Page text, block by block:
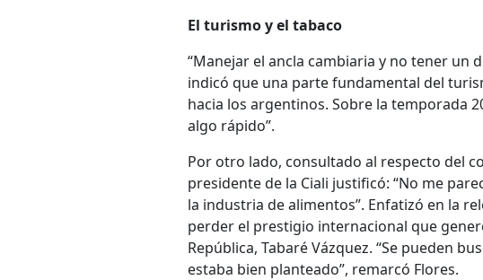
El turismo y el tabaco
“Manejar el ancla cambiaria y no tener un
indicó que una parte fundamental del
hacia los argentinos. Sobre la temporada
algo rápido”.
Por otro lado, consultado al respecto del
presidente de la Ciali justificó: “No me
la industria de alimentos”. Enfatizó en la
perder el prestigio internacional que
República, Tabaré Vázquez. “Se pueden
estaba bien planteado”, remarcó Flores.